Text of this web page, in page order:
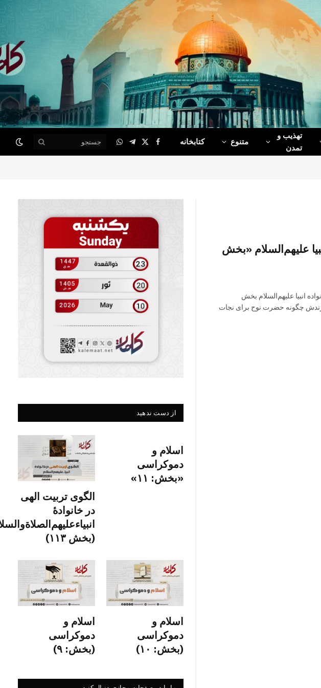
تهذیب و
تمدن
متنوع کتابخانه Facebook
X
(Twitter)
Telegram
WhatsApp
علیهم‌السلام «بخش
انبیا‌‌ علیهم‌السلام بخش
چگونه حضرت نوح برای نجات
از دست ندهید
اسلام و
دموکراسی
«بخش: ۱۱»
الگوی تربیت الهی
در خانوادۀ
(بخش ۱۱۳)
اسلام و
دموکراسی
(بخش: ۱۰)
اسلام و
دموکراسی
(بخش: ۹)